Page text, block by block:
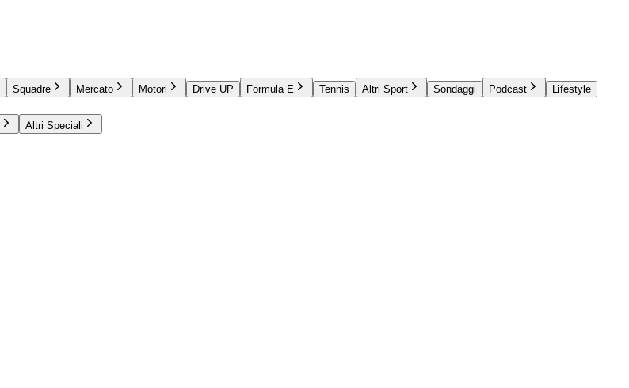
Squadre Mercato Motori Drive UP Formula E Tennis Altri Sport Sondaggi Podcast
Lifestyle
Altri Speciali